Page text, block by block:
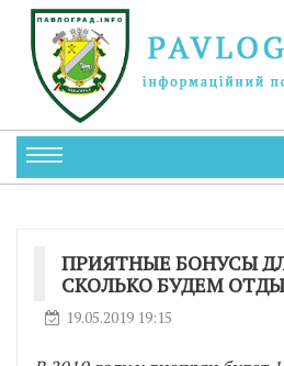
ПРИЯТНЫЕ БОНУСЫ
СКОЛЬКО БУДЕМ
19.05.2019 19:15